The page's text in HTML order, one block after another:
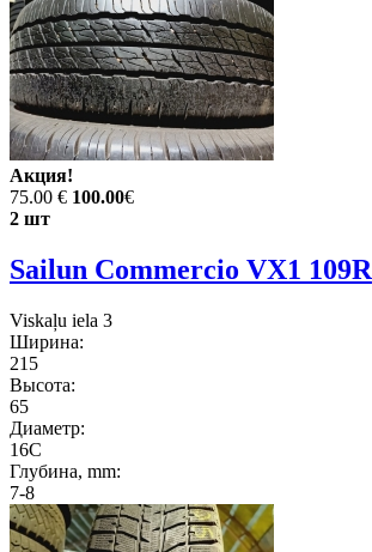
Акция!
75.00 € 100.00€
2 шт
Sailun Commercio VX1 109R
Viskaļu iela 3
Ширина:
215
Высота:
65
Диаметр:
16C
Глубина, mm:
7-8